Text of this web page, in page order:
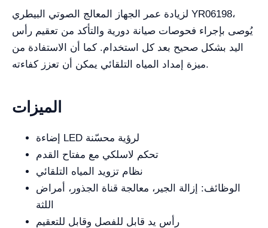
لزيادة عمر الجهاز المعالج الصوتي البيطري YR06198،
يُوصى بإجراء فحوصات صيانة دورية والتأكد من تعقيم رأس
اليد بشكل صحيح بعد كل استخدام. كما أن الاستفادة من
ميزة إمداد المياه التلقائي يمكن أن تعزز كفاءته.
الميزات
إضاءة LED لرؤية محسّنة
تحكم لاسلكي مع مفتاح القدم
نظام تزويد المياه التلقائي
الوظائف: إزالة الجير، معالجة قناة الجذور، أمراض
اللثة
رأس يد قابل للفصل وقابل للتعقيم